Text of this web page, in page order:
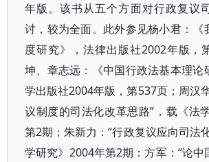
年版。该书从五个方面对行政复议
讨，较为全面。此外参见杨小君：《
度研究》，法律出版社2002年版，
坤、章志远：《中国行政法基本理论
学出版社2004年版，第537页；周汉
议制度的司法化改革思路”，载《法
第2期；朱新力：“行政复议应向司法
学研究》2004年第2期：方军：“论